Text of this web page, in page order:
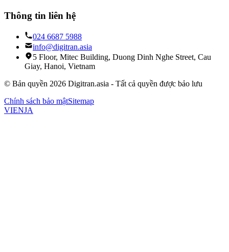
Thông tin liên hệ
024 6687 5988
info@digitran.asia
5 Floor, Mitec Building, Duong Dinh Nghe Street, Cau
Giay, Hanoi, Vietnam
© Bản quyền 2026 Digitran.asia - Tất cả quyền được bảo lưu
Chính sách bảo mậtSitemap
VIENJA